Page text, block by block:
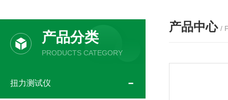
产品分类
PRODUCTS CATEGORY
扭力测试仪
产品中心 /